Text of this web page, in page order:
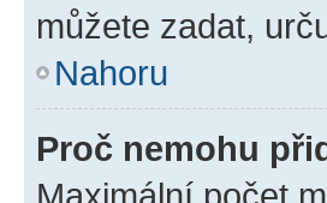
můžete zadat,
Nahoru
Proč nemohu
Maximální počet